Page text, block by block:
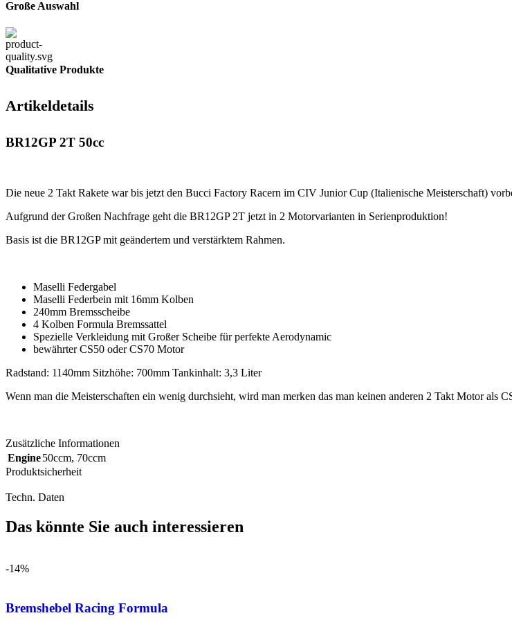
Große Auswahl
Qualitative Produkte
Artikeldetails
BR12GP 2T 50cc
Die neue 2 Takt Rakete war bis jetzt den Bucci Factory Racern im CIV Junior Cup (Italienische Meisterschaft)
Aufgrund der Großen Nachfrage geht die BR12GP 2T jetzt in 2 Motorvarianten in Serienproduktion!
Basis ist die BR12GP mit geändertem und verstärktem Rahmen.
Maselli Federgabel
Maselli Federbein mit 16mm Kolben
240mm Bremsscheibe
4 Kolben Formula Bremssattel
Spezielle Verkleidung mit Großer Scheibe für perfekte Aerodynamic
bewährter CS50 oder CS70 Motor
Radstand: 1140mm Sitzhöhe: 700mm Tankinhalt: 3,3 Liter
Wenn man die Meisterschaften ein wenig durchsieht, wird man merken das man keinen anderen 2 Takt Motor als
Zusätzliche Informationen
Engine50ccm, 70ccm
Produktsicherheit
Techn. Daten
Das könnte Sie auch interessieren
-14%
Bremshebel Racing Formula